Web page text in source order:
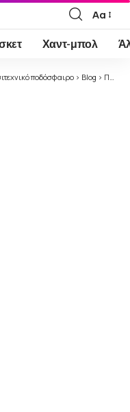
Font
Resizer
Αα
Χαντ-μπολ
ποδόσφαιρο > Blog > Ποδόσφαιρο